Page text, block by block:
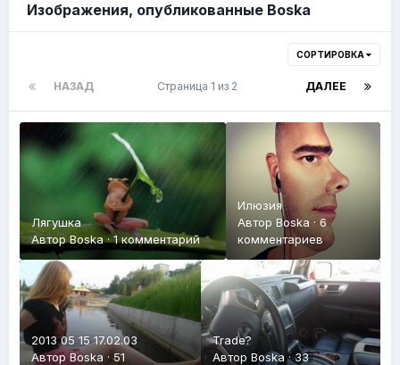
Изображения, опубликованные Boska
СОРТИРОВКА
НАЗАД ДАЛЕЕ
Страница 1 из 2
Лягушка
АвторBoska·1 комментарий
Илюзия
АвторBoska·6
комментариев
2013 05 15 17.02.03
АвторBoska·51
Trade?
АвторBoska ·33